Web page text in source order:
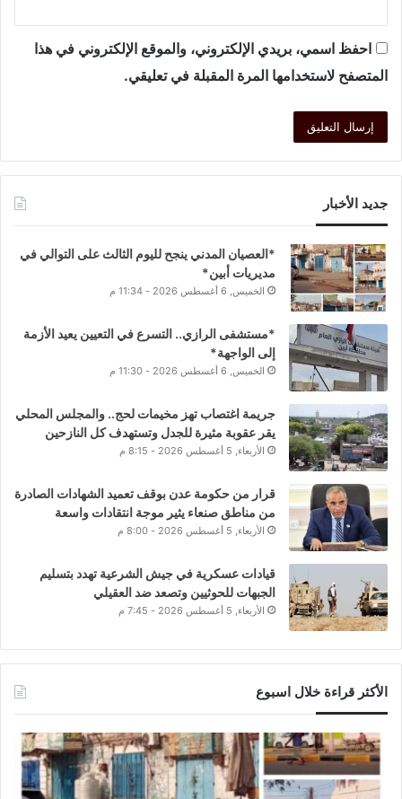
احفظ اسمي، بريدي الإلكتروني، والموقع الإلكتروني في هذا
المتصفح لاستخدامها المرة المقبلة في تعليقي.
جديد الأخبار
*العصيان المدني ينجح لليوم الثالث على التوالي في
مديريات أبين*
الخميس, 6 أغسطس 2026 - 11:34 م
*مستشفى الرازي.. التسرع في التعيين يعيد الأزمة
إلى الواجهة*
الخميس, 6 أغسطس 2026 - 11:30 م
جريمة اغتصاب تهز مخيمات لحج.. والمجلس المحلي
يقر عقوبة مثيرة للجدل وتستهدف كل النازحين
الأربعاء, 5 أغسطس 2026 - 8:15 م
قرار من حكومة عدن بوقف تعميد الشهادات الصادرة
من مناطق صنعاء يثير موجة انتقادات واسعة
الأربعاء, 5 أغسطس 2026 - 8:00 م
قيادات عسكرية في جيش الشرعية تهدد بتسليم
الجبهات للحوثيين وتصعد ضد العقيلي
الأربعاء, 5 أغسطس 2026 - 7:45 م
الأكثر قراءة خلال اسبوع